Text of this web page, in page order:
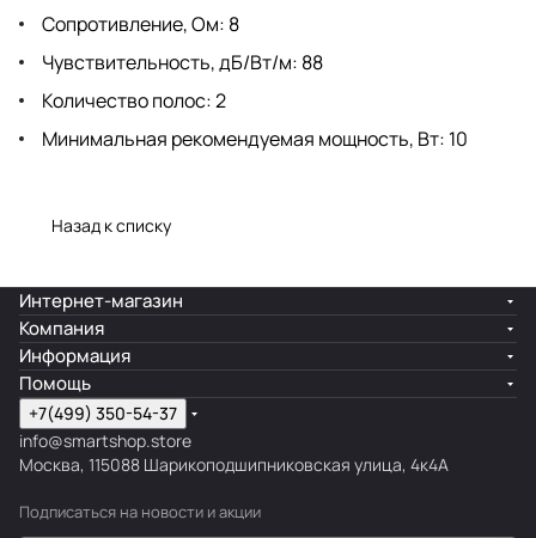
Сопротивление, Ом: 8
Чувствительность, дБ/Вт/м: 88
Количество полос: 2
Минимальная рекомендуемая мощность, Вт: 10
Назад к списку
Интернет-магазин
Компания
Информация
Помощь
+7(499) 350-54-37
info@smartshop.store
Москва, 115088 Шарикоподшипниковская улица, 4к4А
Подписаться на новости и акции